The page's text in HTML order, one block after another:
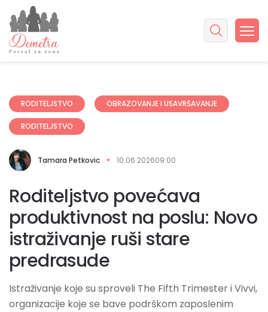
RODITELJSTVO OBRAZOVANJE I USAVRŠAVANJE
RODITELJSTVO
Tamara Petkovic 10.06.202609:00
Roditeljstvo povećava
produktivnost na poslu: Novo
istraživanje ruši stare
predrasude
Istraživanje koje su sproveli The Fifth Trimester i Vivvi,
organizacije koje se bave podrškom zaposlenim